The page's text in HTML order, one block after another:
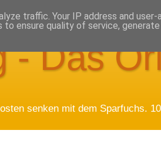
- Das
senken mit dem Sparfuchs.
traffic. Your IP address and user-
ensure quality of service, generate